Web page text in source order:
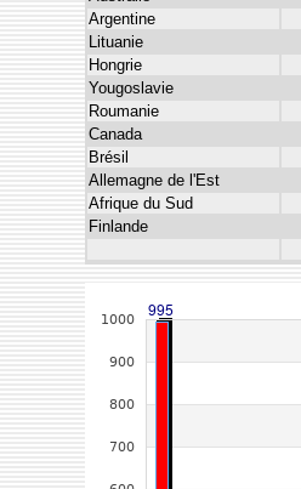
Argentine
Lituanie
Hongrie
Yougoslavie
Roumanie
Canada
Brésil
Allemagne de l'Est
Afrique du Sud
Finlande